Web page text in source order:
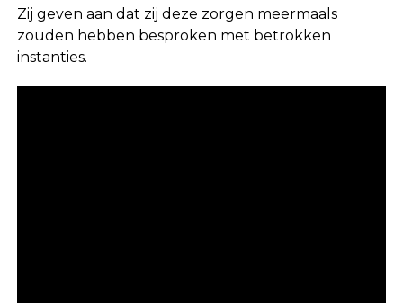
Zij geven aan dat zij deze zorgen meermaals
zouden hebben besproken met betrokken
instanties.